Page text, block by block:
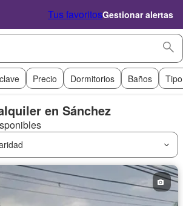
Tus favoritosGestionar alertas
Precio Dormitorios Baños
en Sánchez